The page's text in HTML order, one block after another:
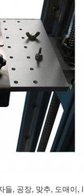
들, 공장, 맞추, 도매이,